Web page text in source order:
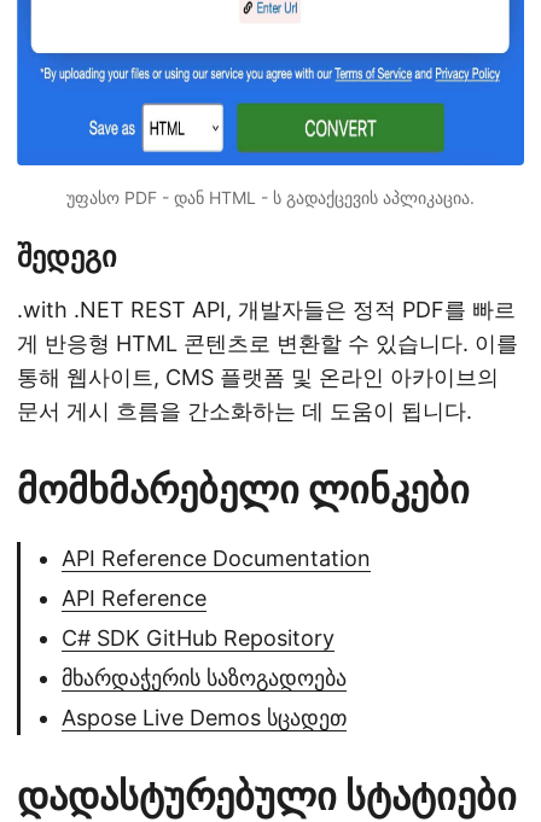
უფასო PDF - დან HTML - ს გადაქცევის აპლიკაცია.
შედეგი
.with .NET REST API, 개발자들은 정적 PDF를 빠르
게 반응형 HTML 콘텐츠로 변환할 수 있습니다. 이를
통해 웹사이트, CMS 플랫폼 및 온라인 아카이브의
문서 게시 흐름을 간소화하는 데 도움이 됩니다.
მომხმარებელი ლინკები
API Reference Documentation
API Reference
C# SDK GitHub Repository
მხარდაჭერის საზოგადოება
Aspose Live Demos სცადეთ
დადასტურებული სტატიები